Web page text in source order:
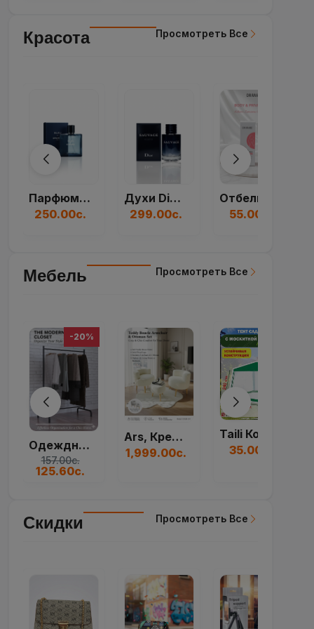
Красота Просмотреть Все
Духи Dior Sauvage...
299.00с.
Отбеливающий Крем...
55.00с.
250.00с.
Мебель Просмотреть Все
1,999.00с.
Taili Коробка Для...
35.00с.
230.00с.
Скидки Просмотреть Все